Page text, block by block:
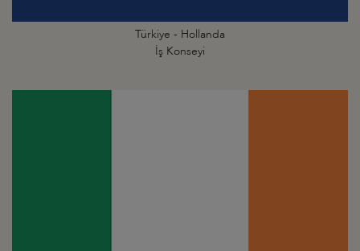
Türkiye - Hollanda
İş Konseyi